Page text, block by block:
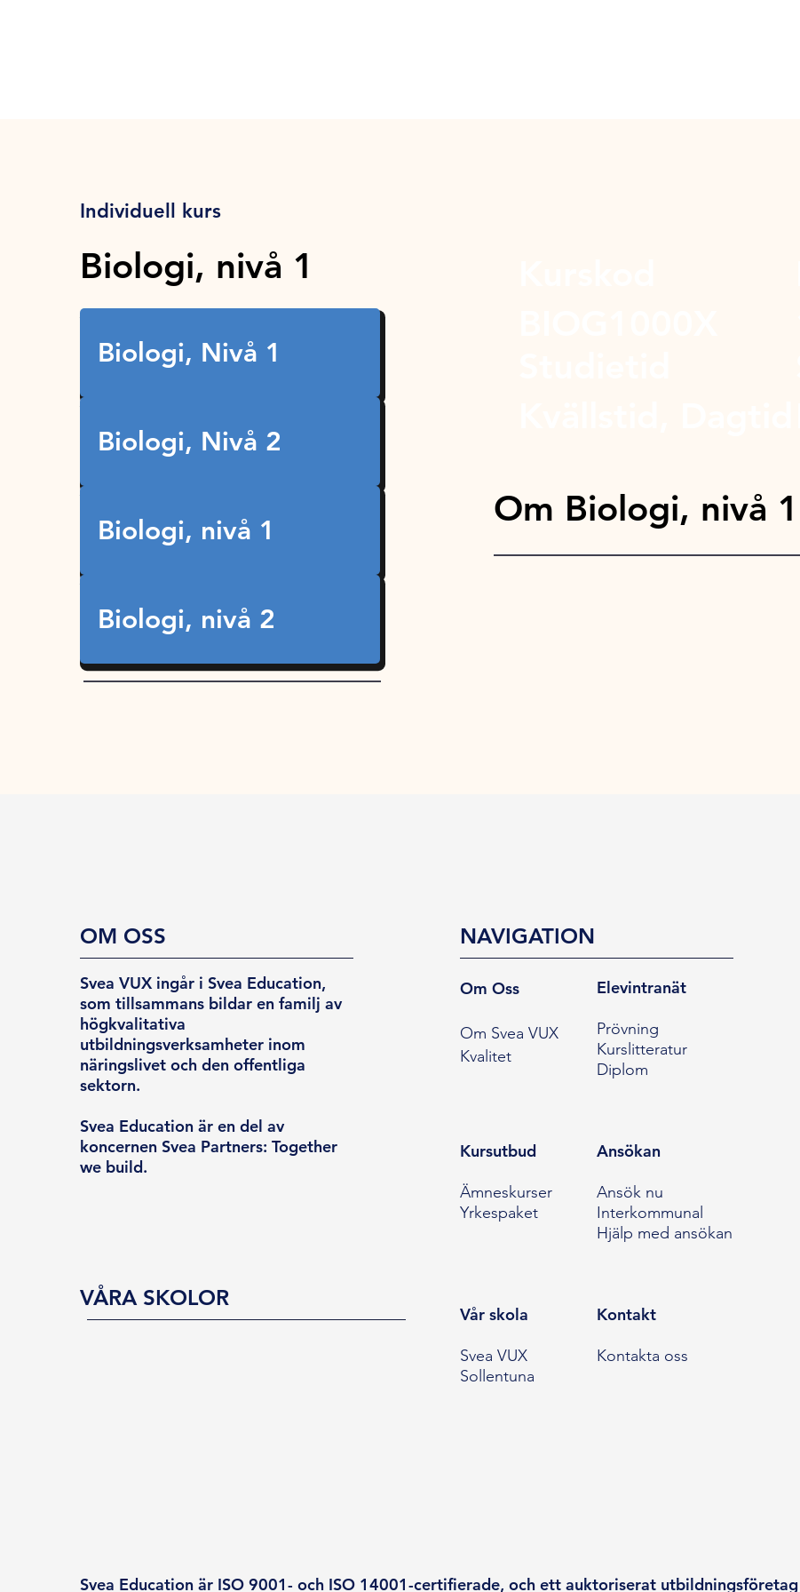
Individuell kurs
Biologi, nivå 1
Biologi, Nivå 1
Biologi, Nivå 2
Biologi, nivå 1
Biologi, nivå 2
Om Biologi, nivå 1
OM OSS
Svea VUX ingår i Svea Education,
som tillsammans bildar en familj av
högkvalitativa
utbildningsverksamheter inom
näringslivet och den offentliga
sektorn.
Svea Education är en del av
koncernen Svea Partners: Together
we build.
VÅRA SKOLOR
NAVIGATION
Om Oss
Om Svea VUX
Kvalitet
Elevintranät
Prövning
Kurslitteratur
Diplom
Kursutbud
Ämneskurser
Yrkespaket
Ansökan
Ansök nu
Interkommunal
Hjälp med ansökan
Vår skola
Svea VUX
Sollentuna
Kontakt
Kontakta oss
Svea Education är ISO 9001- och ISO 14001-certifierade, och ett auktoriserat